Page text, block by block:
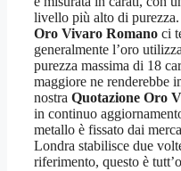
livello più alto di
Oro Vivaro Romano ci
generalmente l’oro
purezza massima di 18
maggiore ne renderebbe
nostra Quotazione Oro
in continuo
metallo è fissato dai
Londra stabilisce due
riferimento, questo è